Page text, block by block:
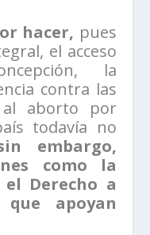
hacer, pues
el acceso
la
contra las
al aborto por
todavía no
embargo,
como la
el Derecho a
apoyan